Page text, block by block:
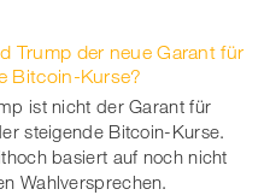
linkedinXing
Trump der neue Garant für
Bitcoin-Kurse?
ist nicht der Garant für
steigende Bitcoin-Kurse.
basiert auf noch nicht
Wahlversprechen.